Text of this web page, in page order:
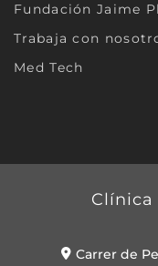
Fundación Jaime
Trabaja con
Med Tech
Clínica
Carrer de